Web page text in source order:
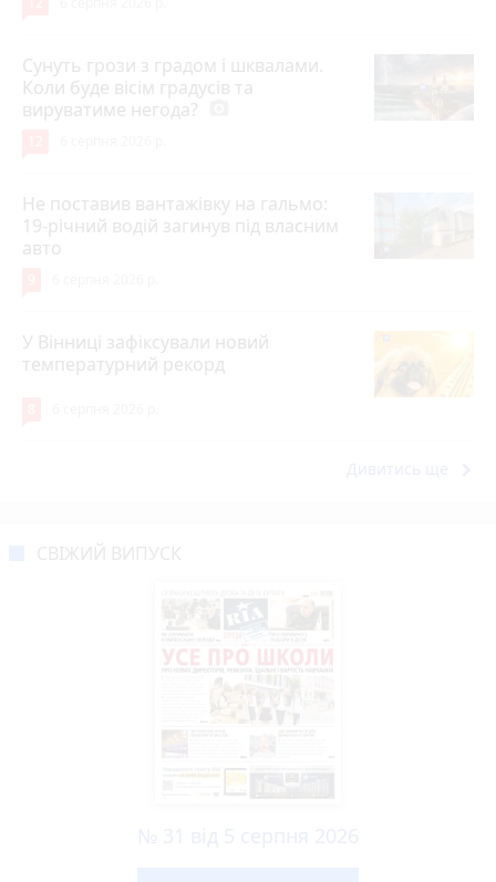
Сунуть грози з градом і шквалами.
Коли буде вісім градусів та
вируватиме негода?
Не поставив вантажівку на гальмо:
19-річний водій загинув під власним
авто
У Вінниці зафіксували новий
температурний рекорд